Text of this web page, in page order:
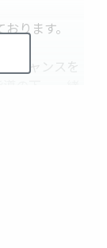
ります。
チャンスを
ことで、山
去の講評作
ください。
付近